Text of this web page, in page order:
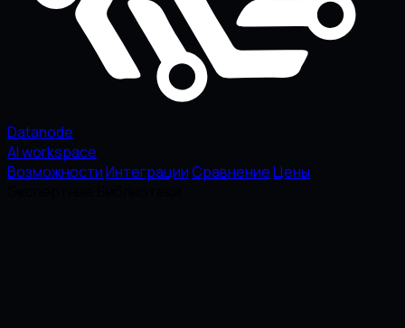
Datanode
AI workspace
ВозможностиИнтеграцииСравнениеЦены